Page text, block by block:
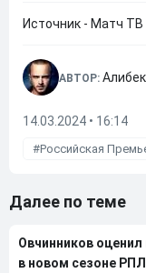
Источник - Матч ТВ
АВТОР:
14.03.2024 • 16:14
Российская
Далее по теме
Овчинников
в новом сезоне РПЛ